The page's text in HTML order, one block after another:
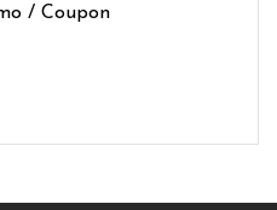
/ Coupon